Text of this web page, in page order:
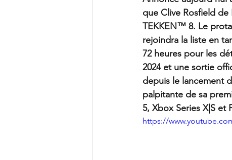
que Clive Rosfield de
TEKKEN™ 8. Le
rejoindra la liste en
72 heures pour les
2024 et une sortie
depuis le lancement
palpitante de sa
5, Xbox Series X|S et
https://